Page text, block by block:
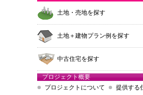
土地・売地を探す
土地＋建物プラン例を探す
中古住宅を探す
プロジェクト概要
プロジェクトについて
提供する